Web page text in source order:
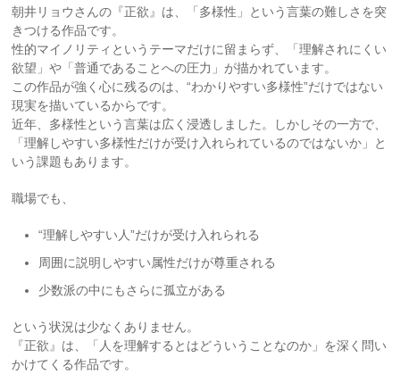
朝井リョウさんの『正欲』は、「多様性」という言葉の難しさを突
きつける作品です。
性的マイノリティというテーマだけに留まらず、「理解されにくい
欲望」や「普通であることへの圧力」が描かれています。
この作品が強く心に残るのは、“わかりやすい多様性”だけではない
現実を描いているからです。
近年、多様性という言葉は広く浸透しました。しかしその一方で、
「理解しやすい多様性だけが受け入れられているのではないか」と
いう課題もあります。
職場でも、
“理解しやすい人”だけが受け入れられる
周囲に説明しやすい属性だけが尊重される
少数派の中にもさらに孤立がある
という状況は少なくありません。
『正欲』は、「人を理解するとはどういうことなのか」を深く問い
かけてくる作品です。